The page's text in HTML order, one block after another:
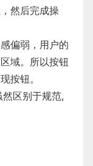
然后完成操
偏弱，用户的
域。所以按钮
按钮。
区别于规范,